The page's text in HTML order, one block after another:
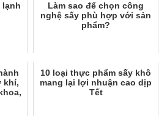
lạnh
Làm sao để chọn công
nghệ sấy phù hợp với sản
phẩm?
khí,
10 loại thực phẩm sấy khô
mang lại lợi nhuận cao dịp
Tết